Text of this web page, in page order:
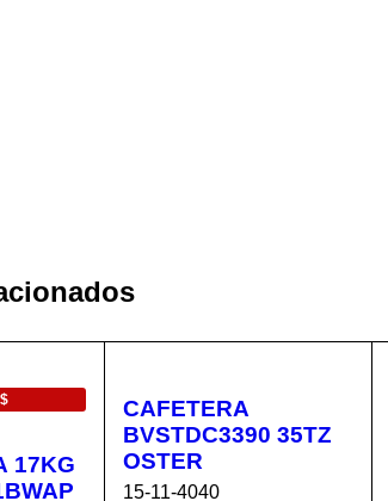
17KG
CAFETERA
BVSTDC3390 35TZ
OSTER
15-11-4040